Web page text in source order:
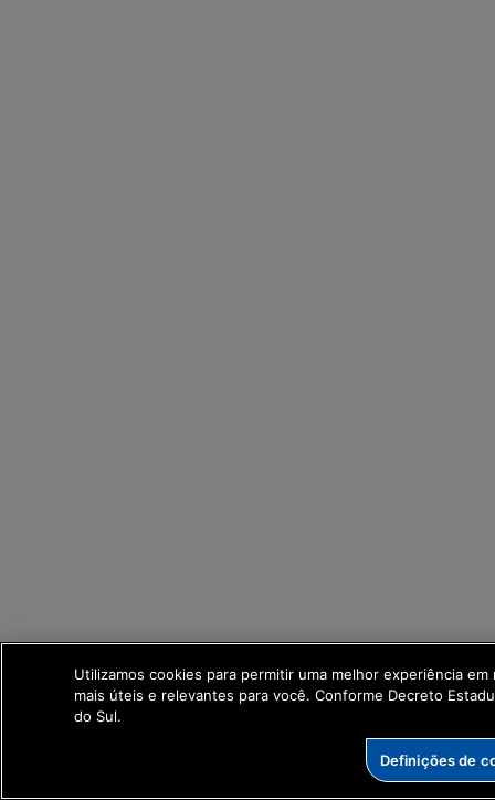
Utilizamos cookies para permitir uma melhor experiência
mais úteis e relevantes para você. Conforme Decreto
do Sul.
Definições de